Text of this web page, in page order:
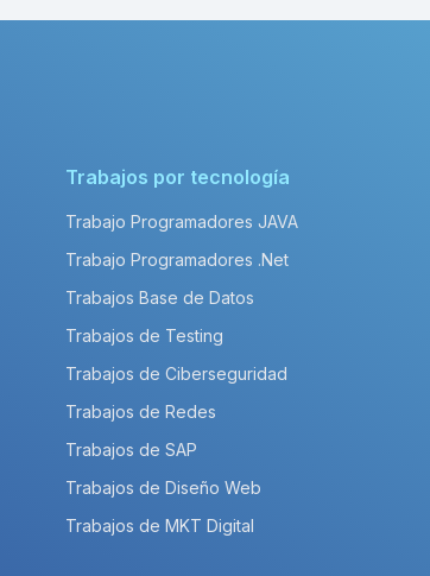
Trabajos por tecnología
Trabajo Programadores JAVA
Trabajo Programadores .Net
Trabajos Base de Datos
Trabajos de Testing
Trabajos de Ciberseguridad
Trabajos de Redes
Trabajos de SAP
Trabajos de Diseño Web
Trabajos de MKT Digital